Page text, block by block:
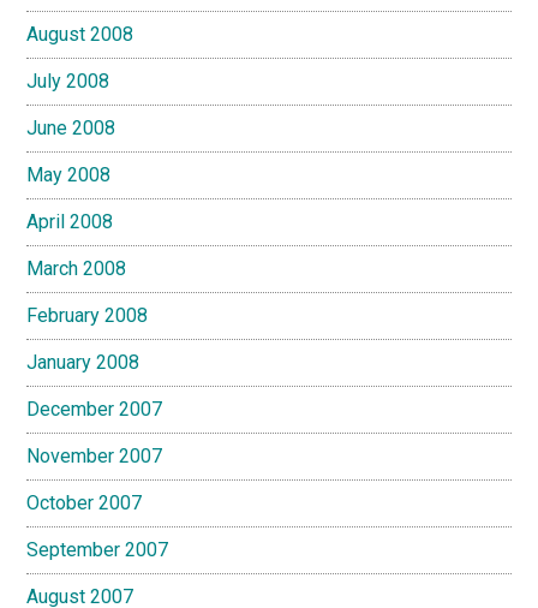
August 2008
July 2008
June 2008
May 2008
April 2008
March 2008
February 2008
January 2008
December 2007
November 2007
October 2007
September 2007
August 2007